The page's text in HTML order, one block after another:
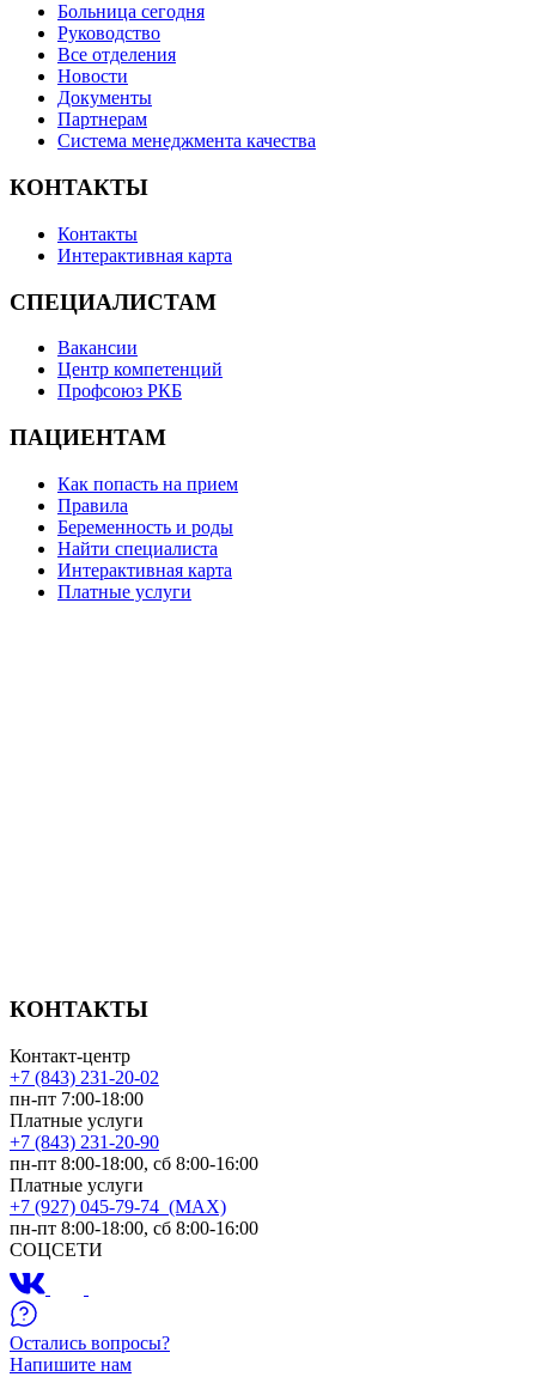
Больница сегодня
Руководство
Все отделения
Новости
Документы
Партнерам
Система менеджмента качества
КОНТАКТЫ
Контакты
Интерактивная карта
СПЕЦИАЛИСТАМ
Вакансии
Центр компетенций
Профсоюз РКБ
ПАЦИЕНТАМ
Как попасть на прием
Правила
Беременность и роды
Найти специалиста
Интерактивная карта
Платные услуги
КОНТАКТЫ
Контакт-центр
+7 (843) 231-20-02
пн-пт 7:00-18:00
Платные услуги
+7 (843) 231-20-90
пн-пт 8:00-18:00, сб 8:00-16:00
Платные услуги
+7 (927) 045-79-74 (MAX)
пн-пт 8:00-18:00, сб 8:00-16:00
СОЦСЕТИ
Остались вопросы?
Напишите нам